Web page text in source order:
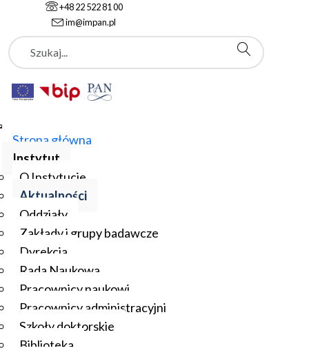
+48 22 522 81 00
im@impan.pl
Szukaj
Strona główna
Instytut
O Instytucie
Aktualności
Oddziały
Zakłady i grupy badawcze
Dyrekcja
Rada Naukowa
Pracownicy naukowi
Pracownicy administracyjni
Szkoły doktorskie
Biblioteka